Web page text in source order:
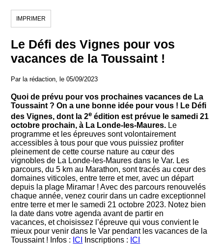
IMPRIMER
Le Défi des Vignes pour vos
vacances de la Toussaint !
Par la rédaction, le 05/09/2023
Quoi de prévu pour vos prochaines vacances de La
Toussaint ? On a une bonne idée pour vous ! Le Défi
des Vignes, dont la 2e édition est prévue le samedi 21
octobre prochain, à La Londe-les-Maures. Le
programme et les épreuves sont volontairement
accessibles à tous pour que vous puissiez profiter
pleinement de cette course nature au cœur des
vignobles de La Londe-les-Maures dans le Var. Les
parcours, du 5 km au Marathon, sont tracés au cœur des
domaines viticoles, entre terre et mer, avec un départ
depuis la plage Miramar ! Avec des parcours renouvelés
chaque année, venez courir dans un cadre exceptionnel
entre terre et mer le samedi 21 octobre 2023. Notez bien
la date dans votre agenda avant de partir en
vacances, et choisissez l’épreuve qui vous convient le
mieux pour venir dans le Var pendant les vacances de la
Toussaint ! Infos : ICI Inscriptions : ICI